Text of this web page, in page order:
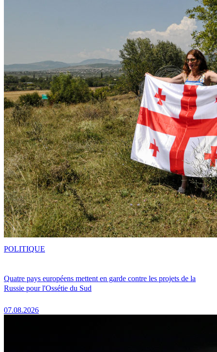
Quatre pays européens mettent en garde contre les projets de la
Russie pour l'Ossétie du Sud
07.08.2026
POLITIQUE